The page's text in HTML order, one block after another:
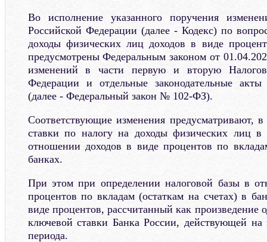
Во исполнение указанного поручения
Российской Федерации (далее - Кодекс) по
доходы физических лиц доходов в виде
предусмотрены Федеральным законом от
изменений в части первую и вторую
Федерации и отдельные законодательные
(далее - Федеральный закон № 102-ФЗ).
Соответствующие изменения предусматривают, в
ставки по налогу на доходы физических лиц в
отношении доходов в виде процентов по
банках.
При этом при определении налоговой базы в
процентов по вкладам (остаткам на счетах) в
виде процентов, рассчитанный как произведение
ключевой ставки Банка России, действующей на
периода.